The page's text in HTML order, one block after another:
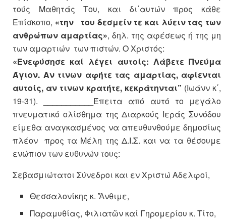
τούς Μαθητάς Του, και δι΄αυτών προς κάθε
Επίσκοπο, «την του δεσμείν τε και λύειν τας των
ανθρώπων αμαρτίας», δηλ. της αφέσεως ή της μη
των αμαρτιών των πιστών. Ο Χριστός:
«Ενεφύσησε καί λέγει αυτοίς: Λάβετε Πνεύμα
Άγιον. Αν τινων αφήτε τας αμαρτίας, αφίενται
αυτοίς, αν τινων κρατήτε, κεκράτηνται” (Ιωάνν κ΄,
19-31). ___________Έπειτα από αυτό το μεγάλο
πνευματικό ολίσθημα της Διαρκούς Ιεράς Συνόδου
είμεθα αναγκασμένος να απευθυνθούμε δημοσίως
πλέον προς τα Μέλη της Δ.Ι.Σ. και να τα θέσουμε
ενώπιον των ευθυνών τους:
Σεβασμιώτατοι Σύνεδροι και εν Χριστώ Αδελφοί,
Θεσσαλονίκης κ. Ἄνθιμε,
Παραμυθίας, Φιλιατῶν καί Γηρομερίου κ. Τίτο,